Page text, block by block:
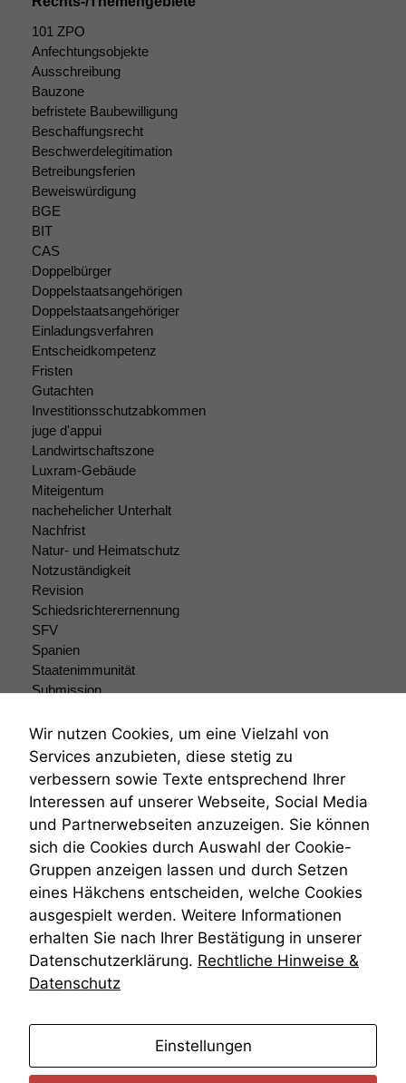
101 ZPO
Anfechtungsobjekte
Ausschreibung
Bauzone
befristete Baubewilligung
Beschaffungsrecht
Beschwerdelegitimation
Betreibungsferien
Beweiswürdigung
BGE
BIT
CAS
Doppelbürger
Doppelstaatsangehörigen
Doppelstaatsangehöriger
Einladungsverfahren
Entscheidkompetenz
Fristen
Gutachten
Investitionsschutzabkommen
juge d'appui
Landwirtschaftszone
Luxram-Gebäude
Miteigentum
nachehelicher Unterhalt
Nachfrist
Natur- und Heimatschutz
Notzuständigkeit
Revision
Schiedsrichterernennung
SFV
Spanien
Staatenimmunität
Submission
Teilungsklage
Venezuela
VRK
Wiederherstellungsanordnung
Zivilprozessordnung
ZPO
Zustellfiktion
Zuständigkeit
Öffentliches Personalrecht
Öffentlichkeitsprinzip
Wir nutzen Cookies, um eine Vielzahl von
Services anzubieten, diese stetig zu
verbessern sowie Texte entsprechend Ihrer
Interessen auf unserer Webseite, Social Media
und Partnerwebseiten anzuzeigen. Sie können
sich die Cookies durch Auswahl der Cookie-
Gruppen anzeigen lassen und durch Setzen
eines Häkchens entscheiden, welche Cookies
ausgespielt werden. Weitere Informationen
erhalten Sie nach Ihrer Bestätigung in unserer
Datenschutzerklärung. Rechtliche Hinweise &
Datenschutz
Einstellungen